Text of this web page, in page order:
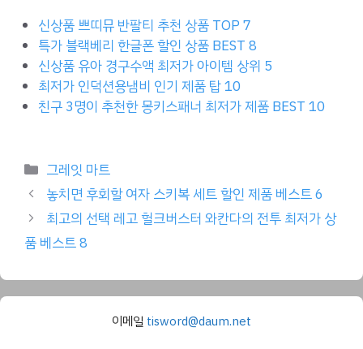
신상품 쁘띠뮤 반팔티 추천 상품 TOP 7
특가 블랙베리 한글폰 할인 상품 BEST 8
신상품 유아 경구수액 최저가 아이템 상위 5
최저가 인덕션용냄비 인기 제품 탑 10
친구 3명이 추천한 몽키스패너 최저가 제품 BEST 10
Categories
그레잇 마트
놓치면 후회할 여자 스키복 세트 할인 제품 베스트 6
최고의 선택 레고 헐크버스터 와칸다의 전투 최저가 상
품 베스트 8
이메일 tisword@daum.net